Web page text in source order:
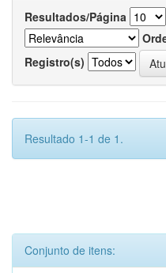
Resultados/Página
Registro(s)
Resultado 1-1 de 1.
Conjunto de itens: